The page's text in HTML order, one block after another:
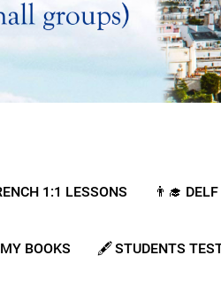
1:1 LESSONS 👨‍🎓​ DELF
BOOKS 🖋️ STUDENTS